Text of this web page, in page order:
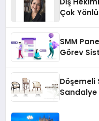
Çok
SMM
Görev
Sandalye